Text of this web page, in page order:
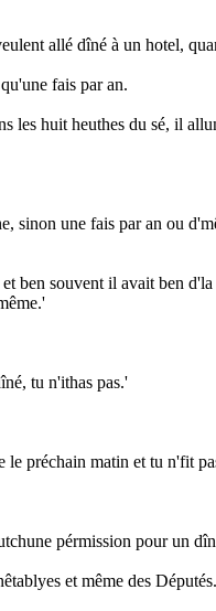
allé dîné à un hotel,
fais par an.
huit heuthes du sé, il
une fais par an ou
souvent il avait ben
tu n'ithas pas.'
le préchain matin et tu n'fit
pérmission pour un
et même des